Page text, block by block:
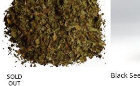
SOLD
OUT
Black